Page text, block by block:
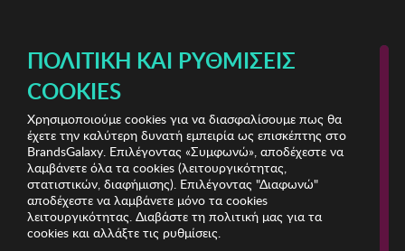
Fashion Bazaar Vol.1
Fashion Bazaar Vol.1
Λήγει σε: 00ημέρες | 00ώρες 00λεπτά 00δευτ.
ΠΟΛΙΤΙΚΉ ΚΑΙ ΡΥΘΜΊΣΕΙΣ
COOKIES
Χρησιμοποιούμε cookies για να διασφαλίσουμε πως θα
έχετε την καλύτερη δυνατή εμπειρία ως επισκέπτης στο
BrandsGalaxy. Επιλέγοντας «Συμφωνώ», αποδέχεστε να
λαμβάνετε όλα τα cookies (λειτουργικότητας,
στατιστικών, διαφήμισης). Επιλέγοντας "Διαφωνώ"
αποδέχεστε να λαμβάνετε μόνο τα cookies
λειτουργικότητας. Διαβάστε τη πολιτική μας για τα
cookies και αλλάξτε τις ρυθμίσεις.